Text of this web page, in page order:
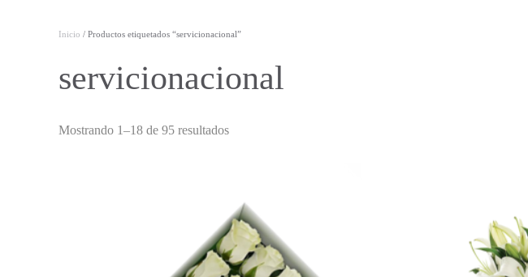
Inicio / Productos etiquetados “servicionacional”
servicionacional
Mostrando 1–18 de 95 resultados